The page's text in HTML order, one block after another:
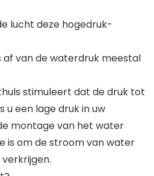
lucht deze hogedruk-
van de waterdruk meestal
stimuleert dat de druk tot
een lage druk in uw
montage van het water
is om de stroom van water